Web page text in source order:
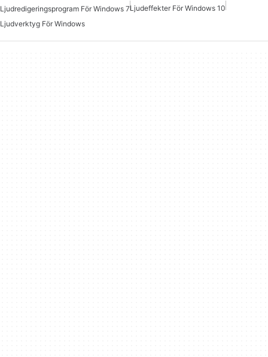
Ljudredigeringsprogram För Windows 7Ljudeffekter För Windows 10
Ljudverktyg För Windows